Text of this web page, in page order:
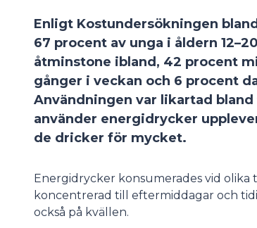
Enligt Kostundersökningen
67 procent av unga i åldern
åtminstone ibland, 42 procent
gånger i veckan och 6 procent
Användningen var likartad
använder energidrycker
de dricker för mycket.
Energidrycker konsumerades vid
koncentrerad till eftermiddagar och
också på kvällen.